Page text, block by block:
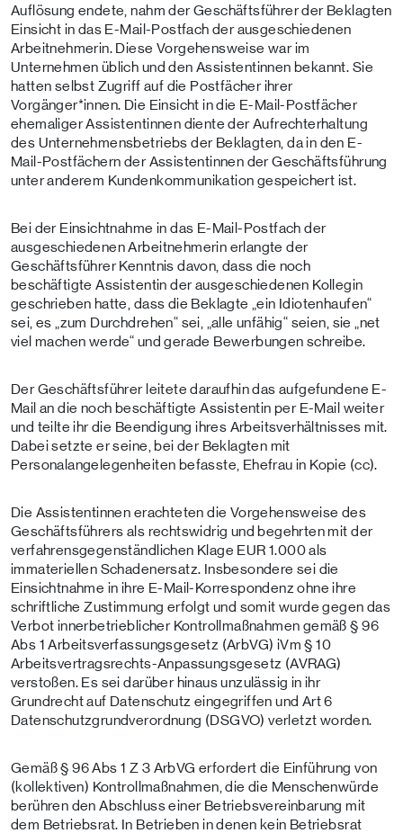
Auflösung endete, nahm der Geschäftsführer der Beklagten
Einsicht in das E-Mail-Postfach der ausgeschiedenen
Arbeitnehmerin. Diese Vorgehensweise war im
Unternehmen üblich und den Assistentinnen bekannt. Sie
hatten selbst Zugriff auf die Postfächer ihrer
Vorgänger*innen. Die Einsicht in die E-Mail-Postfächer
ehemaliger Assistentinnen diente der Aufrechterhaltung
des Unternehmensbetriebs der Beklagten, da in den E-
Mail-Postfächern der Assistentinnen der Geschäftsführung
unter anderem Kundenkommunikation gespeichert ist.
Bei der Einsichtnahme in das E-Mail-Postfach der
ausgeschiedenen Arbeitnehmerin erlangte der
Geschäftsführer Kenntnis davon, dass die noch
beschäftigte Assistentin der ausgeschiedenen Kollegin
geschrieben hatte, dass die Beklagte „ein Idiotenhaufen“
sei, es „zum Durchdrehen“ sei, „alle unfähig“ seien, sie „net
viel machen werde“ und gerade Bewerbungen schreibe.
Der Geschäftsführer leitete daraufhin das aufgefundene E-
Mail an die noch beschäftigte Assistentin per E-Mail weiter
und teilte ihr die Beendigung ihres Arbeitsverhältnisses mit.
Dabei setzte er seine, bei der Beklagten mit
Personalangelegenheiten befasste, Ehefrau in Kopie (cc).
Die Assistentinnen erachteten die Vorgehensweise des
Geschäftsführers als rechtswidrig und begehrten mit der
verfahrensgegenständlichen Klage EUR 1.000 als
immateriellen Schadenersatz. Insbesondere sei die
Einsichtnahme in ihre E-Mail-Korrespondenz ohne ihre
schriftliche Zustimmung erfolgt und somit wurde gegen das
Verbot innerbetrieblicher Kontrollmaßnahmen gemäß § 96
Abs 1 Arbeitsverfassungsgesetz (ArbVG) iVm § 10
Arbeitsvertragsrechts-Anpassungsgesetz (AVRAG)
verstoßen. Es sei darüber hinaus unzulässig in ihr
Grundrecht auf Datenschutz eingegriffen und Art 6
Datenschutzgrundverordnung (DSGVO) verletzt worden.
Gemäß § 96 Abs 1 Z 3 ArbVG erfordert die Einführung von
(kollektiven) Kontrollmaßnahmen, die die Menschenwürde
berühren den Abschluss einer Betriebsvereinbarung mit
dem Betriebsrat. In Betrieben in denen kein Betriebsrat